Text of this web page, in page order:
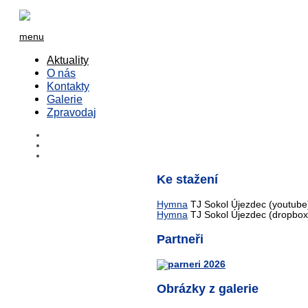
menu
Aktuality
O nás
Kontakty
Galerie
Zpravodaj
Ke stažení
Hymna TJ Sokol Újezdec
Hymna TJ Sokol Újezdec
Partneři
Obrázky z galerie